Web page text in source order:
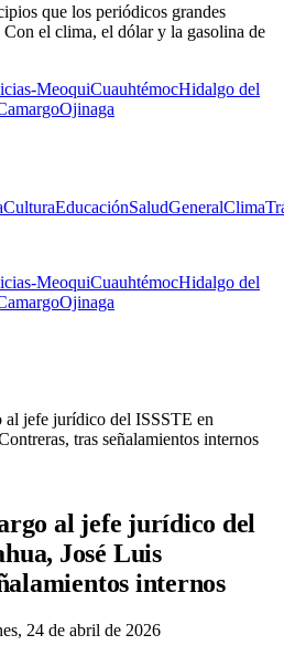
que los periódicos grandes
el clima, el dólar y la gasolina de
MeoquiCuauhtémocHidalgo del
Ojinaga
CulturaEducaciónSaludGeneralClima
MeoquiCuauhtémocHidalgo del
Ojinaga
al jefe jurídico del ISSSTE en
tras señalamientos internos
al jefe jurídico del
José Luis
internos
24 de abril de 2026